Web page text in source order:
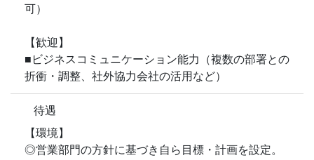
可）
【歓迎】
■ビジネスコミュニケーション能力（複数の部署との
折衝・調整、社外協力会社の活用など）
待遇
【環境】
◎営業部門の方針に基づき自ら目標・計画を設定。